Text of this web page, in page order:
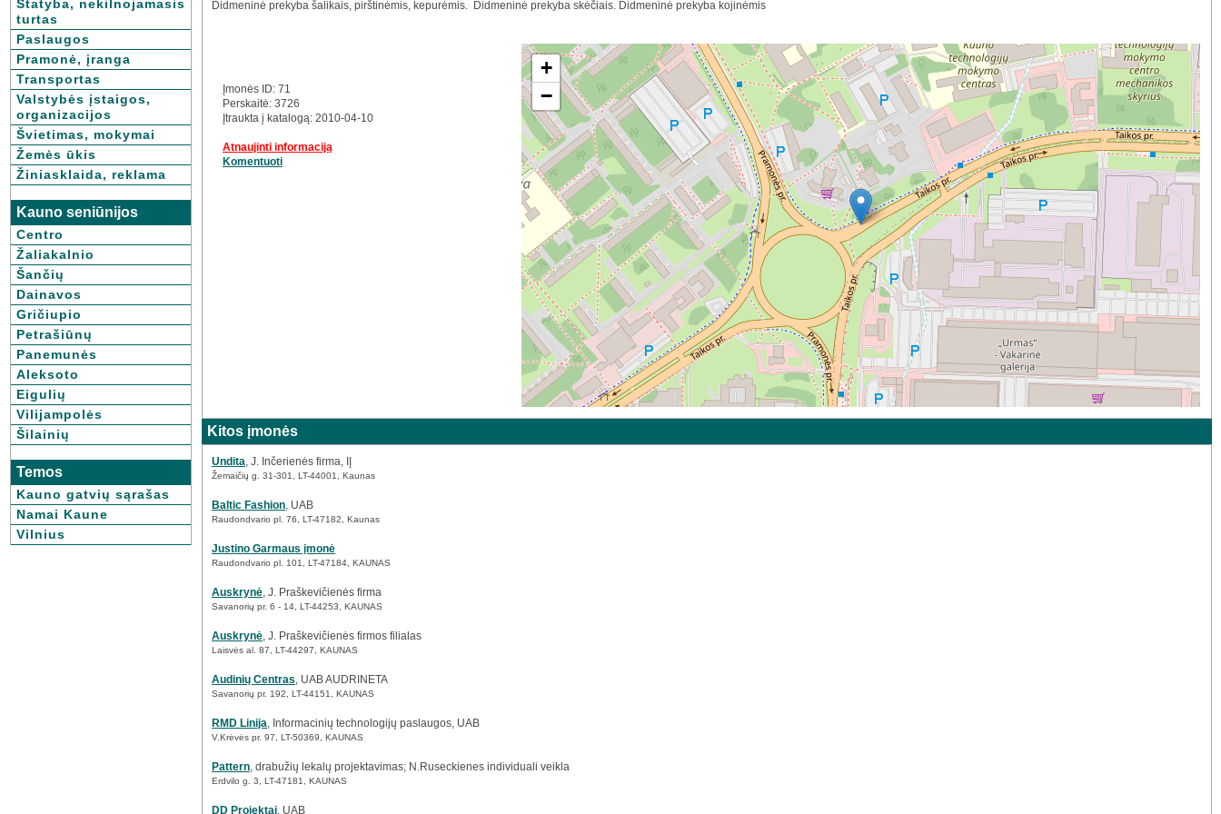
Statyba, nekilnojamasis
turtas
Paslaugos
Pramonė, įranga
Transportas
Valstybės įstaigos,
organizacijos
Švietimas, mokymai
Žemės ūkis
Žiniasklaida, reklama
Kauno seniūnijos
Centro
Žaliakalnio
Šančių
Dainavos
Gričiupio
Petrašiūnų
Panemunės
Aleksoto
Eigulių
Vilijampolės
Šilainių
Temos
Kauno gatvių sąrašas
Namai Kaune
Vilnius
Didmeninė prekyba šalikais, pirštinėmis, kepurėmis. Didmeninė prekyba skėčiais. Didmeninė prekyba kojinėmis
Įmonės ID: 71
Perskaitė: 3726
Įtraukta į katalogą: 2010-04-10
Atnaujinti informaciją
Komentuoti
+
−
Kitos įmonės
Undita, J. Inčerienės firma, IĮ
Žemaičių g. 31-301, LT-44001, Kaunas
Baltic Fashion, UAB
Raudondvario pl. 76, LT-47182, Kaunas
Justino Garmaus įmonė
Raudondvario pl. 101, LT-47184, KAUNAS
Auskrynė, J. Praškevičienės firma
Savanorių pr. 6 - 14, LT-44253, KAUNAS
Auskrynė, J. Praškevičienės firmos filialas
Laisvės al. 87, LT-44297, KAUNAS
Audinių Centras, UAB AUDRINETA
Savanorių pr. 192, LT-44151, KAUNAS
RMD Linija, Informacinių technologijų paslaugos, UAB
V.Krėvės pr. 97, LT-50369, KAUNAS
Pattern, drabužių lekalų projektavimas; N.Ruseckienes individuali veikla
Erdvilo g. 3, LT-47181, KAUNAS
DD Projektai, UAB